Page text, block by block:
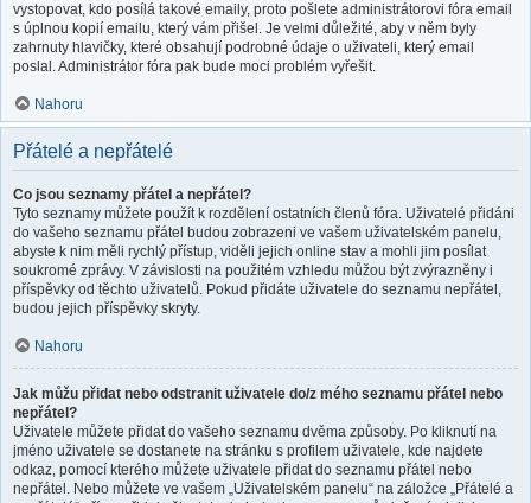
vystopovat, kdo posílá takové emaily, proto pošlete administrátorovi fóra email
s úplnou kopií emailu, který vám přišel. Je velmi důležité, aby v něm byly
zahrnuty hlavičky, které obsahují podrobné údaje o uživateli, který email
poslal. Administrátor fóra pak bude moci problém vyřešit.
Nahoru
Přátelé a nepřátelé
Co jsou seznamy přátel a nepřátel?
Tyto seznamy můžete použít k rozdělení ostatních členů fóra. Uživatelé přidáni
do vašeho seznamu přátel budou zobrazeni ve vašem uživatelském panelu,
abyste k nim měli rychlý přístup, viděli jejich online stav a mohli jim posílat
soukromé zprávy. V závislosti na použitém vzhledu můžou být zvýrazněny i
příspěvky od těchto uživatelů. Pokud přidáte uživatele do seznamu nepřátel,
budou jejich příspěvky skryty.
Nahoru
Jak můžu přidat nebo odstranit uživatele do/z mého seznamu přátel nebo
nepřátel?
Uživatele můžete přidat do vašeho seznamu dvěma způsoby. Po kliknutí na
jméno uživatele se dostanete na stránku s profilem uživatele, kde najdete
odkaz, pomocí kterého můžete uživatele přidat do seznamu přátel nebo
nepřátel. Nebo můžete ve vašem „Uživatelském panelu“ na záložce „Přátelé a